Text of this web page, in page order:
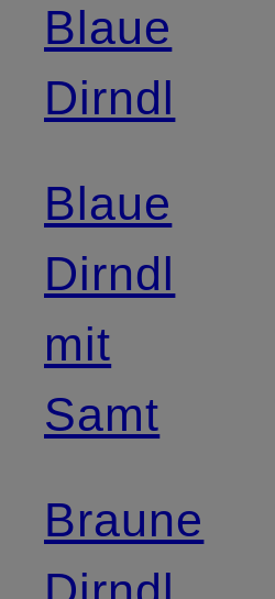
Blaue
Dirndl
Blaue
Dirndl
mit
Samt
Braune